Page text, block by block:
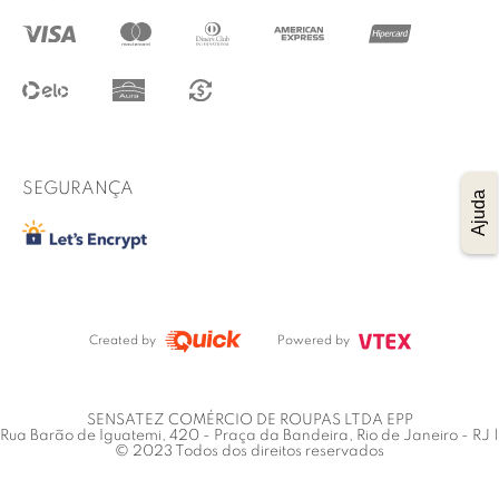
Ajuda
Regulamento das promoções
Trocas e Devoluções
SEGURANÇA
Created by Powered by
SENSATEZ COMÉRCIO DE ROUPAS LTDA EPP
Rua Barão de Iguatemi, 420 - Praça da Bandeira, Rio de Janeiro - RJ |
© 2023 Todos dos direitos reservados